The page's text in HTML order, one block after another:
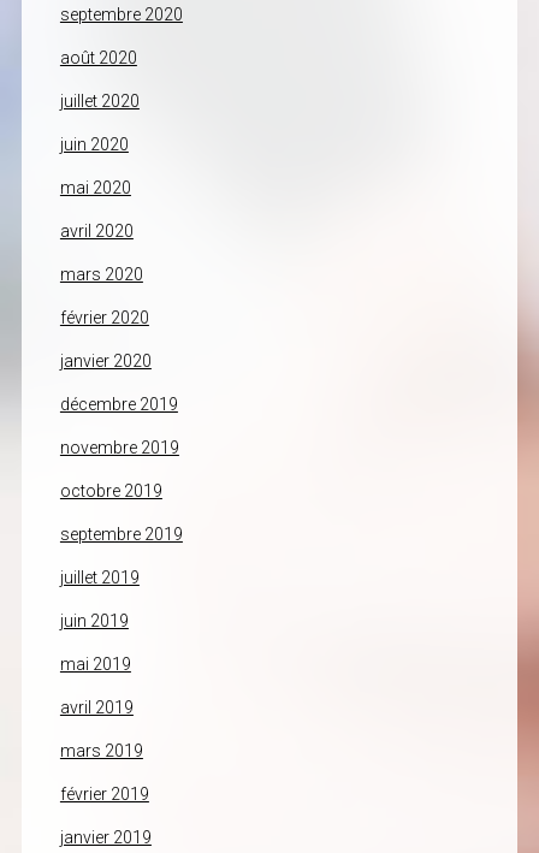
septembre 2020
août 2020
juillet 2020
juin 2020
mai 2020
avril 2020
mars 2020
février 2020
janvier 2020
décembre 2019
novembre 2019
octobre 2019
septembre 2019
juillet 2019
juin 2019
mai 2019
avril 2019
mars 2019
février 2019
janvier 2019